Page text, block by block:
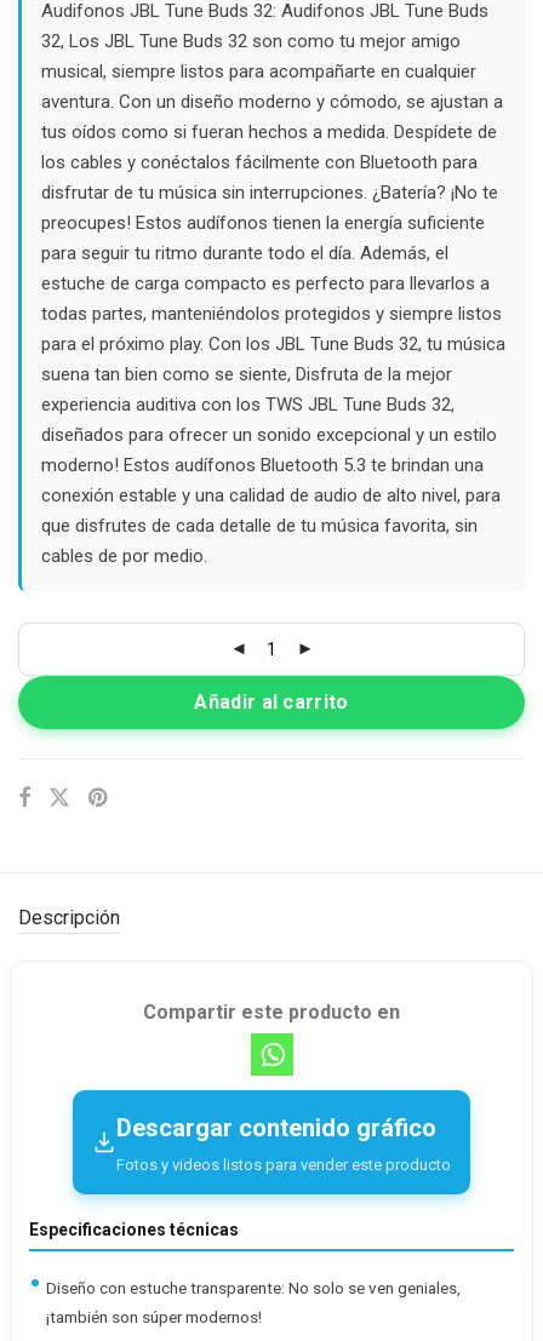
$49.000.$37.000.
Audifonos JBL Tune Buds 32: Audifonos JBL Tune Buds
32, Los JBL Tune Buds 32 son como tu mejor amigo
musical, siempre listos para acompañarte en cualquier
aventura. Con un diseño moderno y cómodo, se ajustan a
tus oídos como si fueran hechos a medida. Despídete de
los cables y conéctalos fácilmente con Bluetooth para
disfrutar de tu música sin interrupciones. ¿Batería? ¡No te
preocupes! Estos audífonos tienen la energía suficiente
para seguir tu ritmo durante todo el día. Además, el
estuche de carga compacto es perfecto para llevarlos a
todas partes, manteniéndolos protegidos y siempre listos
para el próximo play. Con los JBL Tune Buds 32, tu música
suena tan bien como se siente, Disfruta de la mejor
experiencia auditiva con los TWS JBL Tune Buds 32,
diseñados para ofrecer un sonido excepcional y un estilo
moderno! Estos audífonos Bluetooth 5.3 te brindan una
conexión estable y una calidad de audio de alto nivel, para
que disfrutes de cada detalle de tu música favorita, sin
cables de por medio.
Añadir al carrito
Descripción
Compartir este producto en
Descargar contenido gráfico
Fotos y videos listos para vender este producto
Especificaciones técnicas
Diseño con estuche transparente: No solo se ven geniales,
¡también son súper modernos!